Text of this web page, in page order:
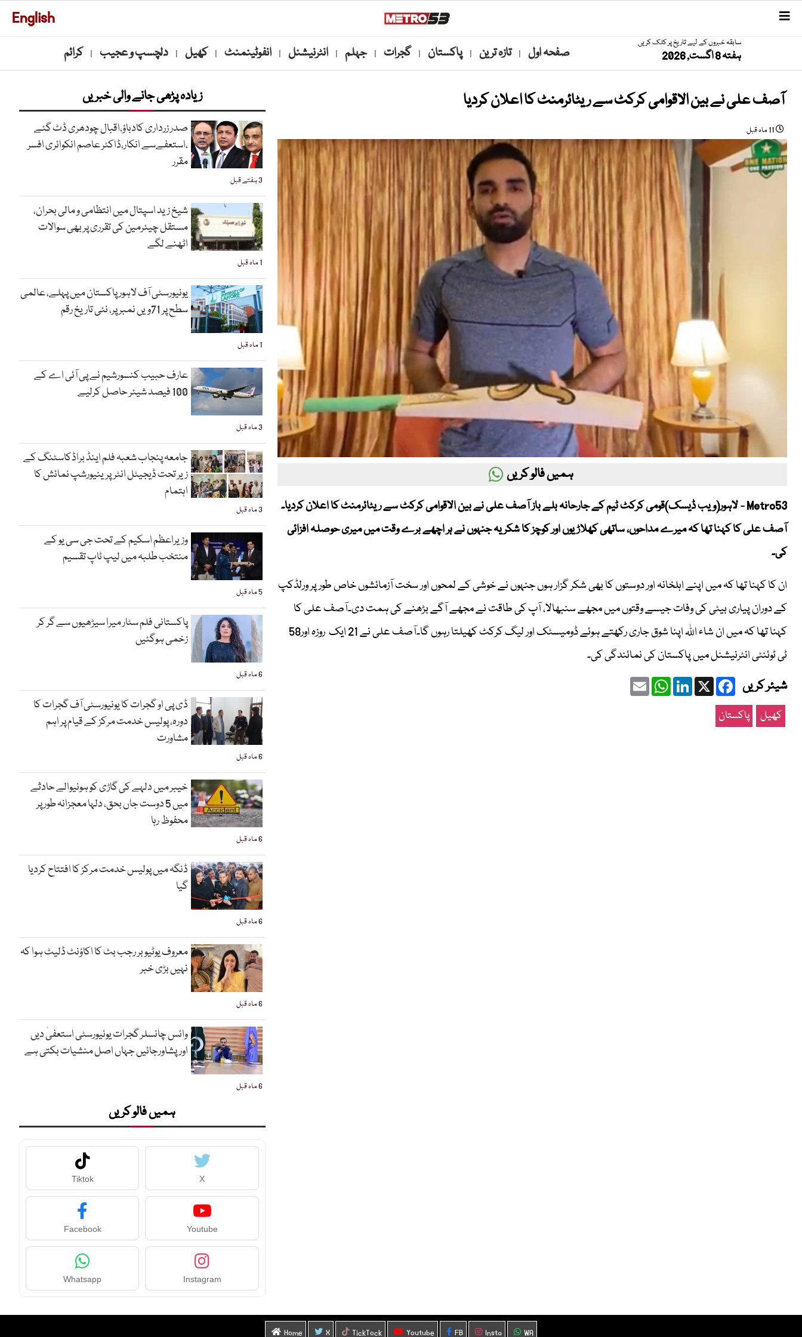
English
سابقہ خبروں کے لیے تاریخ پر کلک کریں
ہفتہ 8 اگست, 2026 صفحہ اول | تازہ ترین | پاکستان | گجرات | جہلم | انٹرنیشنل | انفوٹینمنٹ | کھیل | دلچسپ و عجیب | کرائم
آصف علی نے بین الاقوامی کرکٹ سے ریٹائرمنٹ کا اعلان کردیا
11 ماہ قبل
ہمیں فالو کریں
Metro53 - لاہور(ویب ڈیسک)قومی کرکٹ ٹیم کے جارحانہ بلے باز آصف علی نے بین الاقوامی کرکٹ سے ریٹائرمنٹ کا اعلان کردیا۔
آصف علی کا کہنا تھا کہ میرے مداحوں، ساتھی کھلاڑیوں اور کوچز کا شکریہ جنہوں نے ہر اچھے برے وقت میں میری حوصلہ افزائی
کی۔
ان کا کہنا تھا کہ میں اپنے اہلخانہ اور دوستوں کا بھی شکر گزار ہوں جنہوں نے خوشی کے لمحوں اور سخت آزمائشوں خاص طور پر ورلڈکپ
کے دوران پیاری بیٹی کی وفات جیسے وقتوں میں مجھے سنبھالا، آپ کی طاقت نے مجھے آگے بڑھنے کی ہمت دی۔آصف علی کا
کہنا تھا کہ میں ان شاء اللہ اپنا شوق جاری رکھتے ہوئے ڈومیسٹک اور لیگ کرکٹ کھیلتا رہوں گا۔آصف علی نے 21 ایک روزہ اور58
ٹی ٹوئنٹی انٹرنیشنل میں پاکستان کی نمائندگی کی۔
شیئر کریں Facebook
X
LinkedIn
WhatsApp
Email
کھیل پاکستان
زیادہ پڑھی جانے والی خبریں
3 ہفتے قبل
صدر زرداری کادباؤ،اقبال چودھری ڈٹ گئے
،استعفےسے انکار،ڈاکٹر عاصم انکوائری افسر
مقرر
1 ماہ قبل
شیخ زید اسپتال میں انتظامی و مالی بحران،
مستقل چیئرمین کی تقرری پر بھی سوالات
اٹھنے لگے
1 ماہ قبل
یونیورسٹی آف لاہور پاکستان میں پہلے، عالمی
سطح پر 71ویں نمبر پر، نئی تاریخ رقم
3 ماہ قبل
عارف حبیب کنسورشیم نے پی آئی اے کے
100 فیصد شیئر حاصل کرلیے
3 ماہ قبل
جامعہ پنجاب شعبہ فلم اینڈ براڈکاسٹنگ کے
زیر تحت ڈیجیٹل انٹرپرینیورشپ نمائش کا
اہتمام
5 ماہ قبل
وزیراعظم اسکیم کے تحت جی سی یو کے
منتخب طلبہ میں لیپ ٹاپ تقسیم
6 ماہ قبل
پاکستانی فلم سٹار میرا سیڑھیوں سے گر کر
زخمی ہوگئیں
6 ماہ قبل
ڈی پی او گجرات کا یونیورسٹی آف گجرات کا
دورہ، پولیس خدمت مرکز کے قیام پر اہم
مشاورت
6 ماہ قبل
خیبر میں دلہے کی گاڑی کو ہونیوالے حادثے
میں 5 دوست جاں بحق، دلہا معجزانہ طور پر
محفوظ رہا
6 ماہ قبل
ڈنگہ میں پولیس خدمت مرکز کا افتتاح کردیا
گیا
6 ماہ قبل
معروف یوٹیوبر رجب بٹ کا اکاؤنٹ ڈلیٹ ہوا کہ
نہیں بڑی خبر
6 ماہ قبل
وائس چانسلر گجرات یونیورسٹی استعفیٰ دیں
اورپشاورجائیں جہاں اصل منشیات بکتی ہے
ہمیں فالو کریں
X
Tiktok
Youtube
Facebook
Instagram
Whatsapp
Home X TickTock Youtube FB Insta WA